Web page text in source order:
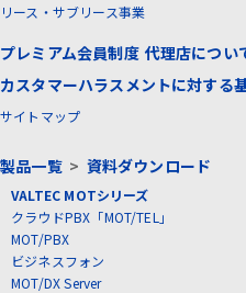
リース・サブリース事業
プレミアム会員制度 代理店につい
カスタマーハラスメントに対する
サイトマップ
製品一覧> 資料ダウンロード
VALTEC MOTシリーズ
クラウドPBX「MOT/TEL」
MOT/PBX
ビジネスフォン
MOT/DX Server